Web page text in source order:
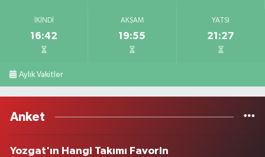
İKINDI
16:42
AKŞAM
19:55
YATSI
21:27
Aylık Vakitler
Anket
Yozgat'ın Hangi Takımı Favorin